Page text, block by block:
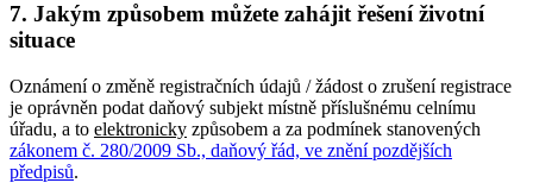
7. Jakým způsobem můžete zahájit řešení životní
situace
Oznámení o změně registračních údajů / žádost o zrušení registrace
je oprávněn podat daňový subjekt místně příslušnému celnímu
úřadu, a to elektronicky způsobem a za podmínek stanovených
zákonem č. 280/2009 Sb., daňový řád, ve znění pozdějších
předpisů.